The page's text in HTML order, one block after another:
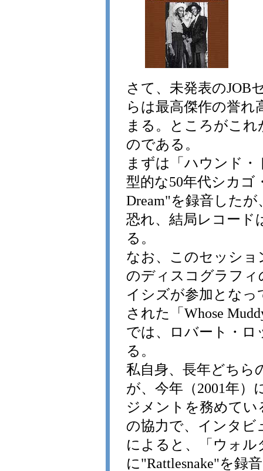
さて、未発表のJOB
らは最高傑作の誉
まる。ところがこ
のである。
まずは「ハウンド・
型的な50年代シカゴ
Dream"を録音した
恐れ、結局レコード
る。
なお、このセッシ
のディスコグラフィ
イシズが参加となっ
された「Whose
では、ロバート・ロ
る。
私自身、長年どちら
が、今年（2001年
ジメントを務めてい
の協力で、インタビ
によると、「ウォル
に"Rattlesnake"を録